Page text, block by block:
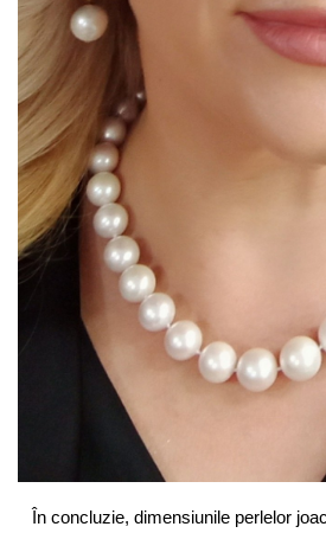
În concluzie, dimensiunile perlelor